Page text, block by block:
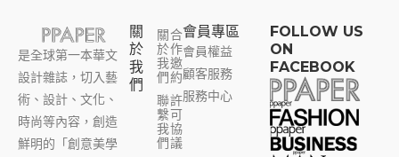
是全球第一本華文
設計雜誌，切入藝
術、設計、文化、
時尚等內容，創造
鮮明的「創意美學
關
於
我
們
關
於
我
們
聯
繫
我
們
合
作
邀
約
許
可
協
議
會員專區​
會員權益
顧客服務
服務中心
FOLLOW US
ON
FACEBOOK